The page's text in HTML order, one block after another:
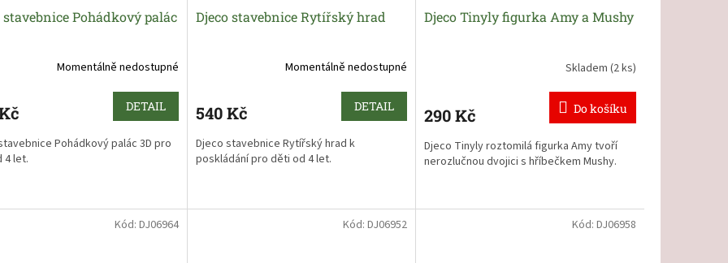
stavebnice Pohádkový palác
Momentálně nedostupné
DETAIL
Pohádkový palác 3D pro
4 let.
Djeco stavebnice Rytířský hrad
Momentálně nedostupné
540 Kč DETAIL
Djeco stavebnice Rytířský hrad k
poskládání pro děti od 4 let.
Djeco Tinyly figurka Amy a Mushy
Skladem (2 ks)
290 Kč Do košíku
Djeco Tinyly roztomilá figurka Amy tvoří
nerozlučnou dvojici s hříbečkem Mushy.
Kód: DJ06964 Kód: DJ06952 Kód: DJ06958